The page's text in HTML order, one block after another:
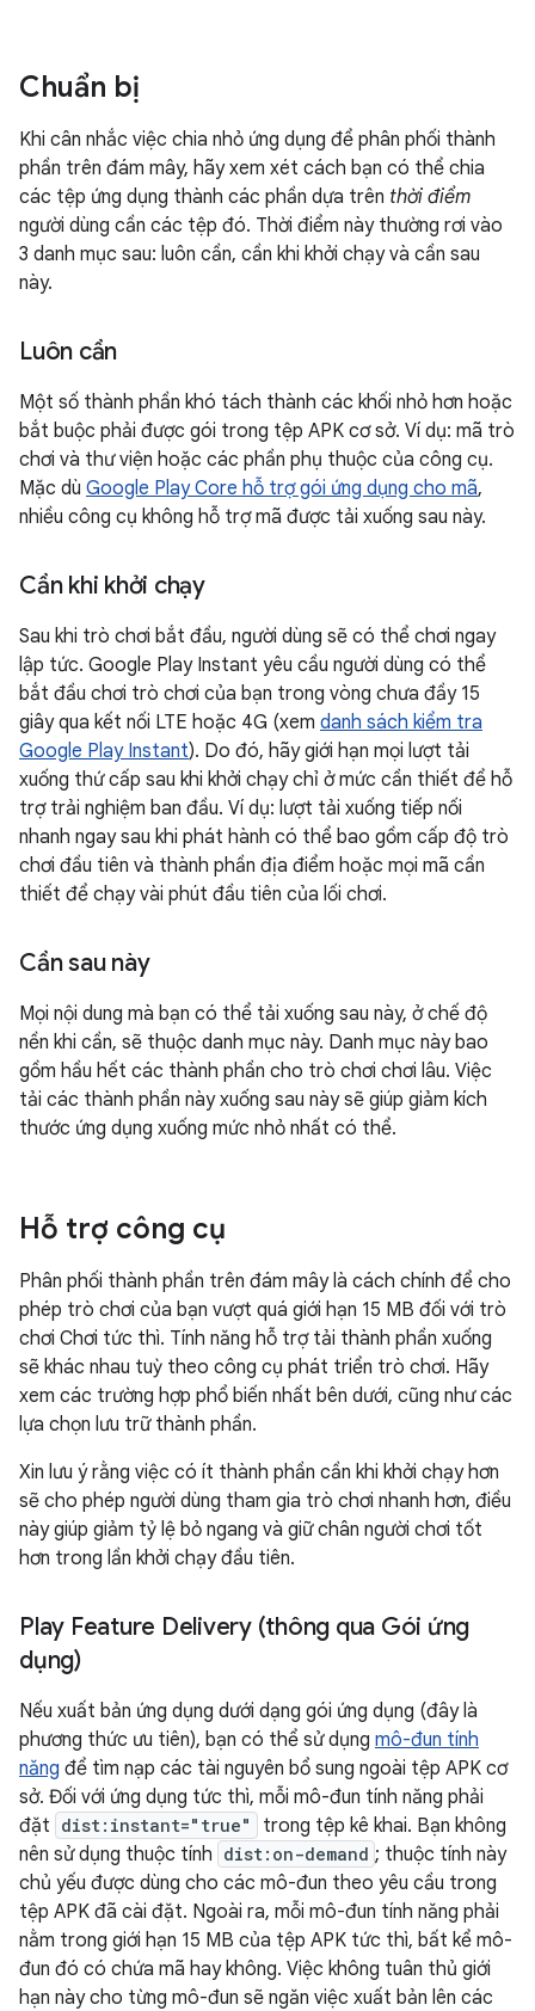
Chuẩn bị
Khi cân nhắc việc chia nhỏ ứng dụng để phân phối thành
phần trên đám mây, hãy xem xét cách bạn có thể chia
các tệp ứng dụng thành các phần dựa trên thời điểm
người dùng cần các tệp đó. Thời điểm này thường rơi vào
3 danh mục sau: luôn cần, cần khi khởi chạy và cần sau
này.
Luôn cần
Một số thành phần khó tách thành các khối nhỏ hơn hoặc
bắt buộc phải được gói trong tệp APK cơ sở. Ví dụ: mã trò
chơi và thư viện hoặc các phần phụ thuộc của công cụ.
Mặc dù Google Play Core hỗ trợ gói ứng dụng cho mã,
nhiều công cụ không hỗ trợ mã được tải xuống sau này.
Cần khi khởi chạy
Sau khi trò chơi bắt đầu, người dùng sẽ có thể chơi ngay
lập tức. Google Play Instant yêu cầu người dùng có thể
bắt đầu chơi trò chơi của bạn trong vòng chưa đầy 15
giây qua kết nối LTE hoặc 4G (xem danh sách kiểm tra
Google Play Instant). Do đó, hãy giới hạn mọi lượt tải
xuống thứ cấp sau khi khởi chạy chỉ ở mức cần thiết để hỗ
trợ trải nghiệm ban đầu. Ví dụ: lượt tải xuống tiếp nối
nhanh ngay sau khi phát hành có thể bao gồm cấp độ trò
chơi đầu tiên và thành phần địa điểm hoặc mọi mã cần
thiết để chạy vài phút đầu tiên của lối chơi.
Cần sau này
Mọi nội dung mà bạn có thể tải xuống sau này, ở chế độ
nền khi cần, sẽ thuộc danh mục này. Danh mục này bao
gồm hầu hết các thành phần cho trò chơi chơi lâu. Việc
tải các thành phần này xuống sau này sẽ giúp giảm kích
thước ứng dụng xuống mức nhỏ nhất có thể.
Hỗ trợ công cụ
Phân phối thành phần trên đám mây là cách chính để cho
phép trò chơi của bạn vượt quá giới hạn 15 MB đối với trò
chơi Chơi tức thì. Tính năng hỗ trợ tải thành phần xuống
sẽ khác nhau tuỳ theo công cụ phát triển trò chơi. Hãy
xem các trường hợp phổ biến nhất bên dưới, cũng như các
lựa chọn lưu trữ thành phần.
Xin lưu ý rằng việc có ít thành phần cần khi khởi chạy hơn
sẽ cho phép người dùng tham gia trò chơi nhanh hơn, điều
này giúp giảm tỷ lệ bỏ ngang và giữ chân người chơi tốt
hơn trong lần khởi chạy đầu tiên.
Play Feature Delivery (thông qua Gói ứng
dụng)
Nếu xuất bản ứng dụng dưới dạng gói ứng dụng (đây là
phương thức ưu tiên), bạn có thể sử dụng mô-đun tính
năng để tìm nạp các tài nguyên bổ sung ngoài tệp APK cơ
sở. Đối với ứng dụng tức thì, mỗi mô-đun tính năng phải
đặt dist:instant="true"
trong tệp kê khai. Bạn không
nên sử dụng thuộc tính dist:on-demand ; thuộc tính này
chủ yếu được dùng cho các mô-đun theo yêu cầu trong
tệp APK đã cài đặt. Ngoài ra, mỗi mô-đun tính năng phải
nằm trong giới hạn 15 MB của tệp APK tức thì, bất kể mô-
đun đó có chứa mã hay không. Việc không tuân thủ giới
hạn này cho từng mô-đun sẽ ngăn việc xuất bản lên các